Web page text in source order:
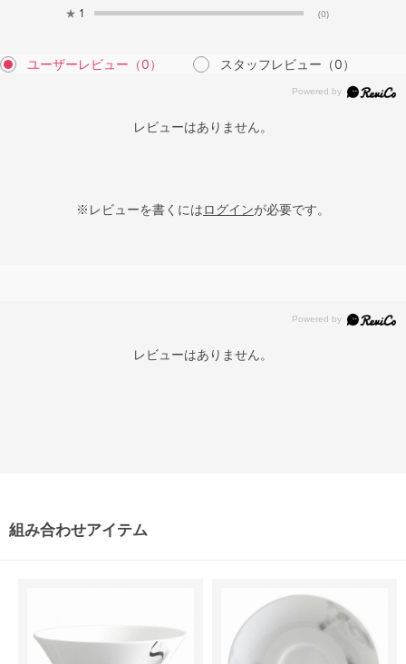
★ 1 (0)
ユーザーレビュー （0） スタッフレビュー （0）
レビューはありません。
※レビューを書くにはログインが必要です。
レビューはありません。
組み合わせアイテム